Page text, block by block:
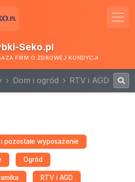
Seko.pl
FIRM O ZDROWEJ KONDYCJI
Dom i ogród RTV i AGD
pozostałe wyposażenie
Ogród
RTV i AGD